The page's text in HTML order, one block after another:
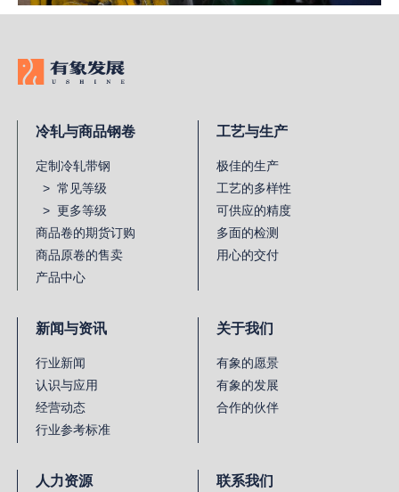
冷轧与商品钢卷
定制冷轧带钢
> 常见等级
> 更多等级
商品卷的期货订购
商品原卷的售卖
产品中心
工艺与生产
极佳的生产
工艺的多样性
可供应的精度
多面的检测
用心的交付
新闻与资讯
行业新闻
认识与应用
经营动态
行业参考标准
关于我们
有象的愿景
有象的发展
合作的伙伴
人力资源 联系我们